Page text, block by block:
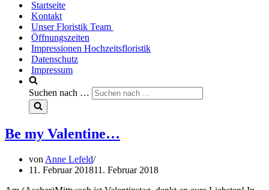
Startseite
Kontakt
Unser Floristik Team
Öffnungszeiten
Impressionen Hochzeitsfloristik
Datenschutz
Impressum
Suchen nach …
Be my Valentine…
von Anne Lefeld
11. Februar 201811. Februar 2018